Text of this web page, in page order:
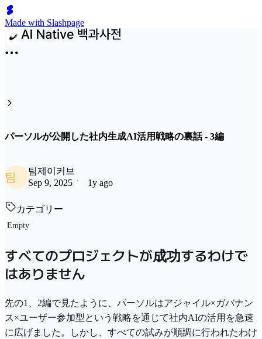
Made with Slashpage
パーソルが公開した社内生成AI活用戦略の裏話 - 3編
팀
팀제이커브
Sep 9, 2025
1y ago
カテゴリー
Empty
すべてのプロジェクトが成功するわけで
はありません
先の1、2編で見たように、パーソルはアジャイル×ガバナン
ス×ユーザー参加型という戦略を通じて社内AIの活用を急速
に広げました。しかし、すべての試みが順調に行われたわけ